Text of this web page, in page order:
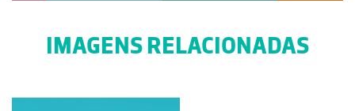
IMAGENS RELACIONADAS